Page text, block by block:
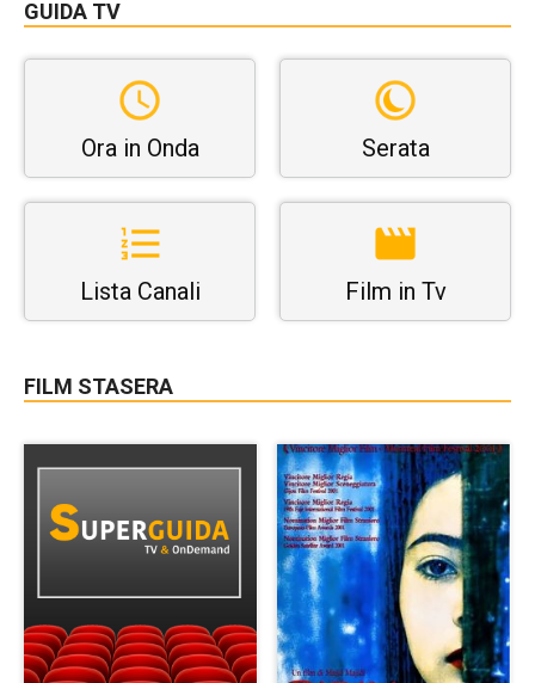
GUIDA TV
Ora in Onda Serata
Lista Canali Film in Tv
FILM STASERA